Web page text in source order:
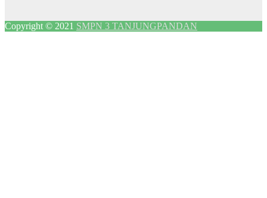
Copyright © 2021 SMPN 3 TANJUNGPANDAN